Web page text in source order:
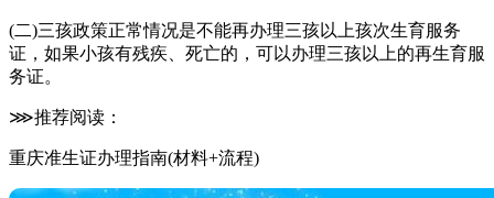
(二)三孩政策正常情况是不能再办理三孩以上孩次生育服务
证，如果小孩有残疾、死亡的，可以办理三孩以上的再生育服
务证。
⋙推荐阅读：
重庆准生证办理指南(材料+流程)